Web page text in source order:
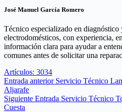
José Manuel García Romero
Técnico especializado en
electrodomésticos, con experiencia,
información clara para ayudar a
comunes antes de solicitar una
Artículos: 3034
Entrada anterior Servicio Técnico
Aljarafe
Siguiente Entrada Servicio Técnico
Cuesta